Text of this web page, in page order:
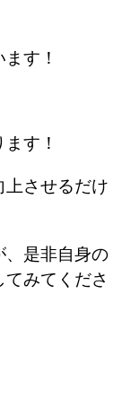
す！
す！
上させるだけ
、是非自身の
みてくださ